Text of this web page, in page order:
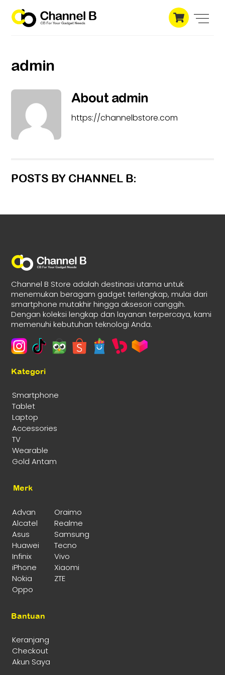
content
Cart
admin
About admin
https://channelbstore.com
POSTS BY CHANNEL B:
Channel B Store adalah destinasi utama untuk
menemukan beragam gadget terlengkap, mulai dari
smartphone mutakhir hingga aksesori canggih.
Dengan koleksi lengkap dan layanan terpercaya, kami
memenuhi kebutuhan teknologi Anda.
Kategori
Smartphone
Tablet
Laptop
Accessories
TV
Wearable
Gold Antam
Merk
Advan
Oraimo
Alcatel
Realme
Asus
Samsung
Huawei
Tecno
Infinix
Vivo
iPhone
Xiaomi
Nokia
ZTE
Oppo
Bantuan
Keranjang
Checkout
Akun Saya